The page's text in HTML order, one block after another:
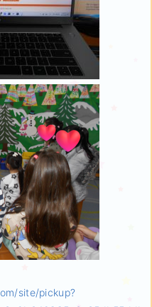
site/pickup?